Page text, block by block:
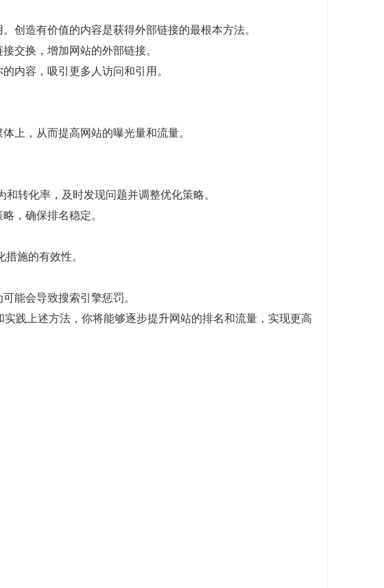
创造有价值的内容是获得外部链接的最根本方法。
交换，增加网站的外部链接。
内容，吸引更多人访问和引用。
上，从而提高网站的曝光量和流量。
转化率，及时发现问题并调整优化策略。
，确保排名稳定。
施的有效性。
能会导致搜索引擎惩罚。
践上述方法，你将能够逐步提升网站的排名和流量，实现更高